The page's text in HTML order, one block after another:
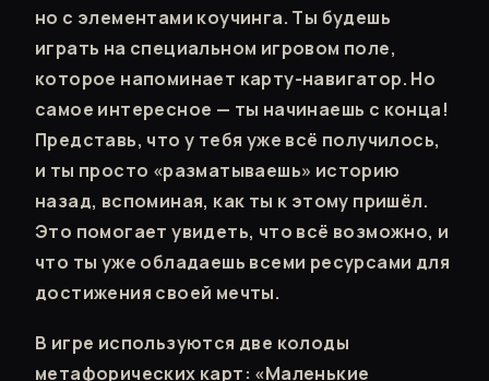
но с элементами коучинга. Ты будешь
играть на специальном игровом поле,
которое напоминает карту-навигатор. Но
самое интересное — ты начинаешь с конца!
Представь, что у тебя уже всё получилось,
и ты просто «разматываешь» историю
назад, вспоминая, как ты к этому пришёл.
Это помогает увидеть, что всё возможно, и
что ты уже обладаешь всеми ресурсами для
достижения своей мечты.
В игре используются две колоды
метафорических карт: «Маленькие